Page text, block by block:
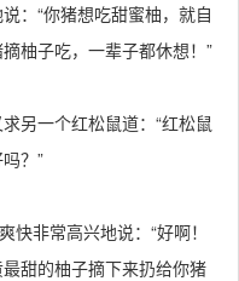
：“你猪想吃甜蜜柚，就自
柚子吃，一辈子都休想！”
另一个红松鼠道：“红松鼠
？”
快非常高兴地说：“好啊！
甜的柚子摘下来扔给你猪